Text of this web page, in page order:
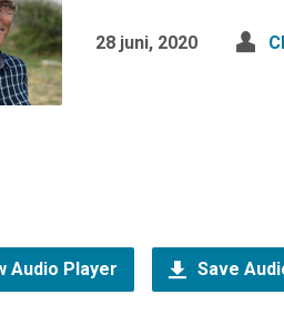
28 juni, 2020
Audio Player Save